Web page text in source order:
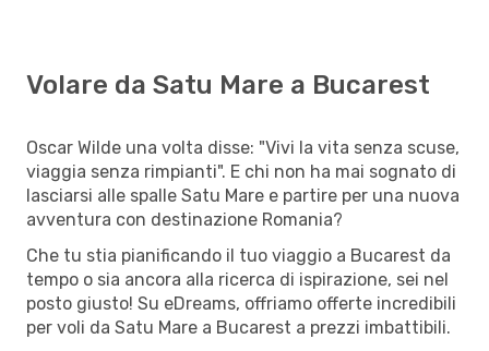
Volare da Satu Mare a Bucarest
Oscar Wilde una volta disse: "Vivi la vita senza scuse,
viaggia senza rimpianti". E chi non ha mai sognato di
lasciarsi alle spalle Satu Mare e partire per una nuova
avventura con destinazione Romania?
Che tu stia pianificando il tuo viaggio a Bucarest da
tempo o sia ancora alla ricerca di ispirazione, sei nel
posto giusto! Su eDreams, offriamo offerte incredibili
per voli da Satu Mare a Bucarest a prezzi imbattibili.